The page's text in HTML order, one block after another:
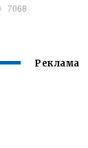
7068
Реклама